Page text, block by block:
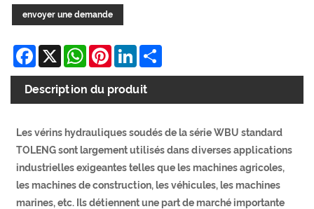
envoyer une demande
Facebook
X WhatsApp
Pinterest
LinkedIn
Description du produit
Les vérins hydrauliques soudés de la série WBU standard
TOLENG sont largement utilisés dans diverses applications
industrielles exigeantes telles que les machines agricoles,
les machines de construction, les véhicules, les machines
marines, etc. Ils détiennent une part de marché importante